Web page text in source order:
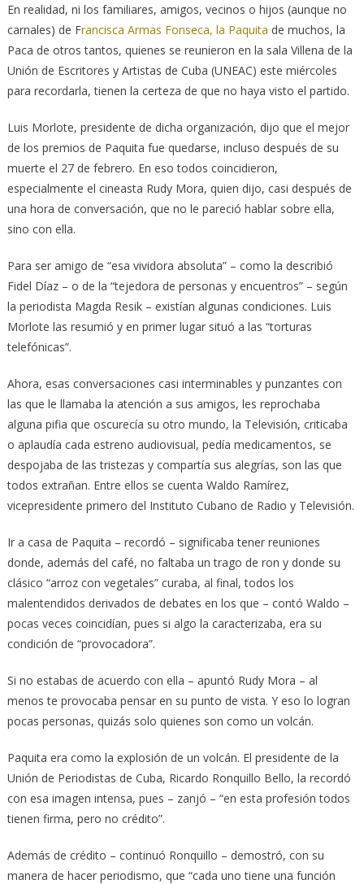
En realidad, ni los familiares, amigos, vecinos o hijos (aunque no
carnales) de Francisca Armas Fonseca, la Paquita de muchos, la
Paca de otros tantos, quienes se reunieron en la sala Villena de la
Unión de Escritores y Artistas de Cuba (UNEAC) este miércoles
para recordarla, tienen la certeza de que no haya visto el partido.
Luis Morlote, presidente de dicha organización, dijo que el mejor
de los premios de Paquita fue quedarse, incluso después de su
muerte el 27 de febrero. En eso todos coincidieron,
especialmente el cineasta Rudy Mora, quien dijo, casi después de
una hora de conversación, que no le pareció hablar sobre ella,
sino con ella.
Para ser amigo de “esa vividora absoluta” – como la describió
Fidel Díaz – o de la “tejedora de personas y encuentros” – según
la periodista Magda Resik – existían algunas condiciones. Luis
Morlote las resumió y en primer lugar situó a las “torturas
telefónicas”.
Ahora, esas conversaciones casi interminables y punzantes con
las que le llamaba la atención a sus amigos, les reprochaba
alguna pifia que oscurecía su otro mundo, la Televisión, criticaba
o aplaudía cada estreno audiovisual, pedía medicamentos, se
despojaba de las tristezas y compartía sus alegrías, son las que
todos extrañan. Entre ellos se cuenta Waldo Ramírez,
vicepresidente primero del Instituto Cubano de Radio y Televisión.
Ir a casa de Paquita – recordó – significaba tener reuniones
donde, además del café, no faltaba un trago de ron y donde su
clásico “arroz con vegetales” curaba, al final, todos los
malentendidos derivados de debates en los que – contó Waldo –
pocas veces coincidían, pues si algo la caracterizaba, era su
condición de “provocadora”.
Si no estabas de acuerdo con ella – apuntó Rudy Mora – al
menos te provocaba pensar en su punto de vista. Y eso lo logran
pocas personas, quizás solo quienes son como un volcán.
Paquita era como la explosión de un volcán. El presidente de la
Unión de Periodistas de Cuba, Ricardo Ronquillo Bello, la recordó
con esa imagen intensa, pues – zanjó – “en esta profesión todos
tienen firma, pero no crédito”.
Además de crédito – continuó Ronquillo – demostró, con su
manera de hacer periodismo, que “cada uno tiene una función